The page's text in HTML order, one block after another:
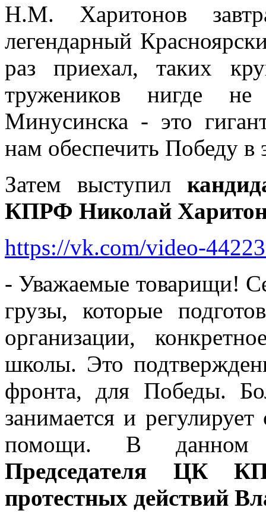
Н.М. Харитонов
легендарный
раз приехал, таких
тружеников нигде
Минусинска - это
нам обеспечить Победу
Затем выступил
КПРФ Николай
https://vk.com/video-
- Уважаемые товарищи!
грузы, которые
организации,
школы. Это
фронта, для Победы.
занимается и
помощи. В
Председателя ЦК
протестных действий